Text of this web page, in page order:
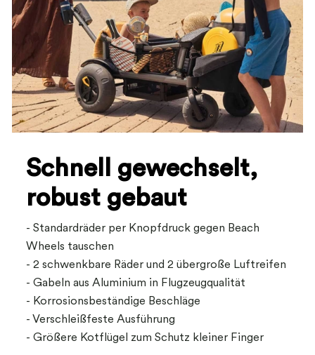
Schnell gewechselt,
robust gebaut
- Standardräder per Knopfdruck gegen Beach
Wheels tauschen
- 2 schwenkbare Räder und 2 übergroße Luftreifen
- Gabeln aus Aluminium in Flugzeugqualität
- Korrosionsbeständige Beschläge
- Verschleißfeste Ausführung
- Größere Kotflügel zum Schutz kleiner Finger